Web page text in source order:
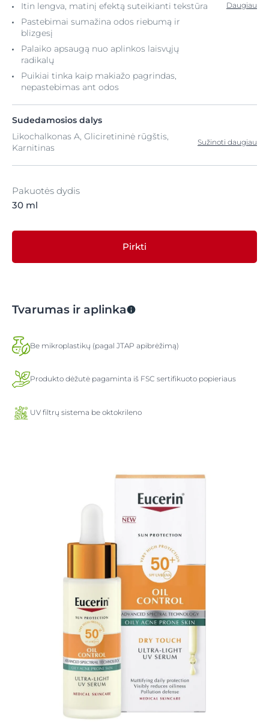
Itin lengva, matinį efektą suteikianti tekstūra
Pastebimai sumažina odos riebumą ir
blizgesį
Palaiko apsaugą nuo aplinkos laisvųjų
radikalų
Puikiai tinka kaip makiažo pagrindas,
nepastebimas ant odos
Daugiau
Sudedamosios dalys
Likochalkonas A, Gliciretininė rūgštis,
Karnitinas
Sužinoti daugiau
Pakuotės dydis
30 ml
Pirkti
Tvarumas ir aplinka
Be mikroplastikų (pagal JTAP apibrėžimą)
Produkto dėžutė pagaminta iš FSC sertifikuoto popieriaus
UV filtrų sistema be oktokrileno